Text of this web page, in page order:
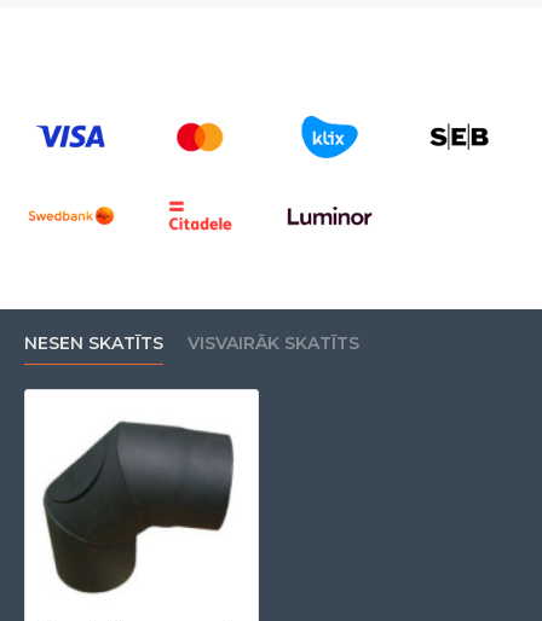
NESEN SKATĪTS VISVAIRĀK SKATĪTS